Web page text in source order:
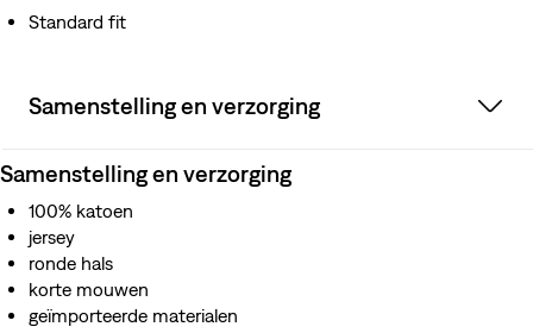
Standard fit
Samenstelling en verzorging
Samenstelling en verzorging
100% katoen
jersey
ronde hals
korte mouwen
geïmporteerde materialen